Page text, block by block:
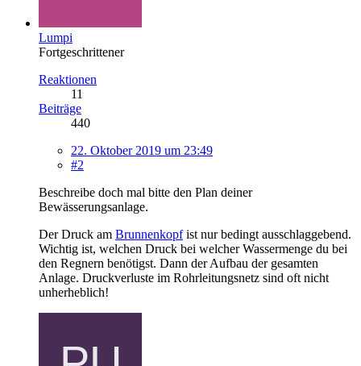
Lumpi
Fortgeschrittener
Reaktionen
11
Beiträge
440
22. Oktober 2019 um 23:49
#2
Beschreibe doch mal bitte den Plan deiner
Bewässerungsanlage.
Der Druck am Brunnenkopfist nur bedingt ausschlaggebend.
Wichtig ist, welchen Druck bei welcher Wassermenge du bei
den Regnern benötigst. Dann der Aufbau der gesamten
Anlage. Druckverluste im Rohrleitungsnetz sind oft nicht
unherheblich!